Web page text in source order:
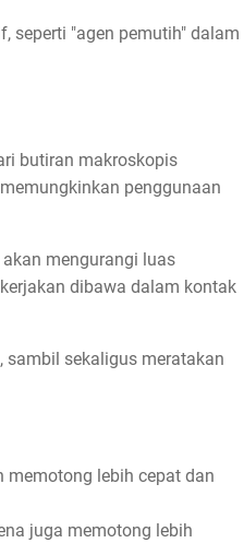
seperti "agen pemutih" dalam
butiran makroskopis
penggunaan
mengurangi luas
dibawa dalam kontak
sambil sekaligus meratakan
memotong lebih cepat dan
juga memotong lebih